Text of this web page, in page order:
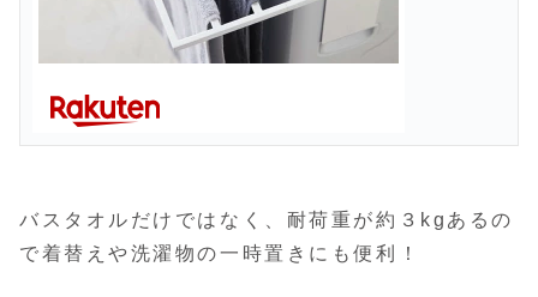
バスタオルだけではなく、耐荷重が約３kgあるの
で着替えや洗濯物の一時置きにも便利！